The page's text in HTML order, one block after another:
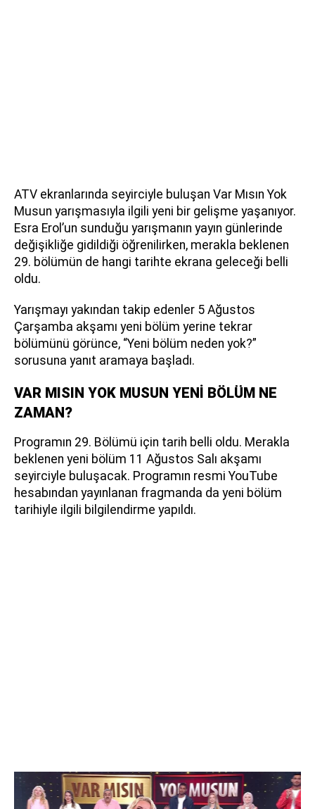
ATV ekranlarında seyirciyle buluşan Var Mısın Yok
Musun yarışmasıyla ilgili yeni bir gelişme yaşanıyor.
Esra Erol’un sunduğu yarışmanın yayın günlerinde
değişikliğe gidildiği öğrenilirken, merakla beklenen
29. bölümün de hangi tarihte ekrana geleceği belli
oldu.
Yarışmayı yakından takip edenler 5 Ağustos
Çarşamba akşamı yeni bölüm yerine tekrar
bölümünü görünce, “Yeni bölüm neden yok?”
sorusuna yanıt aramaya başladı.
VAR MISIN YOK MUSUN YENİ BÖLÜM NE
ZAMAN?
Programın 29. Bölümü için tarih belli oldu. Merakla
beklenen yeni bölüm 11 Ağustos Salı akşamı
seyirciyle buluşacak. Programın resmi YouTube
hesabından yayınlanan fragmanda da yeni bölüm
tarihiyle ilgili bilgilendirme yapıldı.